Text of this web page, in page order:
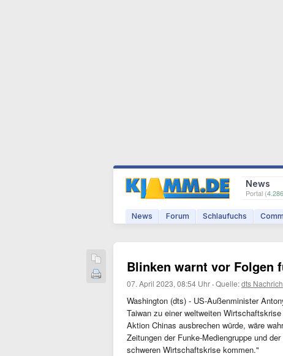
News
Portal (4.286
News Forum Schlaufuchs
Blinken warnt vor Folgen
07. April 2023, 08:54 Uhr ·Quelle:dts
Washington (dts) - US-Außenminister
Taiwan zu einer weltweiten
Aktion Chinas ausbrechen würde, wäre
Zeitungen der Funke-Mediengruppe und
schweren Wirtschaftskrise kommen."